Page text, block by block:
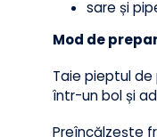
2 bucăți
3 linguri
zeama
1 cățel
1